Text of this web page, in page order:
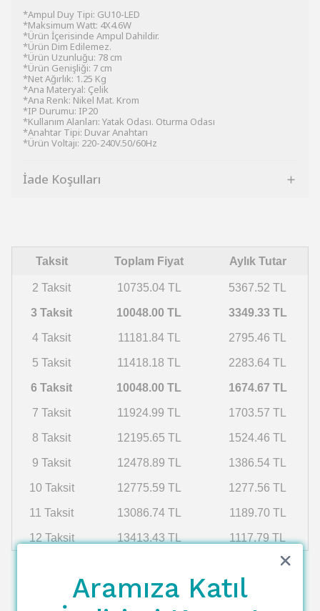
*Ampul Duy Tipi: GU10-LED
*Maksimum Watt: 4X4.6W
*Ürün İçerisinde Ampul Dahildir.
*Ürün Dim Edilemez.
*Ürün Uzunluğu: 78 cm
*Ürün Genişliği: 7 cm
*Net Ağırlık: 1.25 Kg
*Ana Materyal: Çelik
*Ana Renk: Nikel Mat. Krom
*IP Durumu: IP20
*Kullanım Alanları: Yatak Odası. Oturma Odası
*Anahtar Tipi: Duvar Anahtarı
*Ürün Voltajı: 220-240V.50/60Hz
İade Koşulları
Taksit Toplam Fiyat Aylık Tutar
2 Taksit 10735.04 TL 5367.52 TL
3 Taksit 10048.00 TL 3349.33 TL
4 Taksit 11181.84 TL 2795.46 TL
5 Taksit 11418.18 TL 2283.64 TL
6 Taksit 10048.00 TL 1674.67 TL
7 Taksit 11924.99 TL 1703.57 TL
8 Taksit 12195.65 TL 1524.46 TL
9 Taksit 12478.89 TL 1386.54 TL
10 Taksit 12775.59 TL 1277.56 TL
11 Taksit 13086.74 TL 1189.70 TL
12 Taksit 13413.43 TL 1117.79 TL
Aramıza Katıl